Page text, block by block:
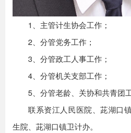
1、主管计生协会工作；
2、分管党务工作；
3、分管政工人事工作；
4、分管机关支部工作；
5、分管老龄、关协和共青团工
联系资江人民医院、茈湖口
生院、茈湖口镇卫计办。